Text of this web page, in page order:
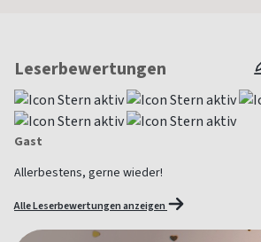
Leserbewertungen
Gast
Allerbestens, gerne wieder!
Alle Leserbewertungen anzeigen